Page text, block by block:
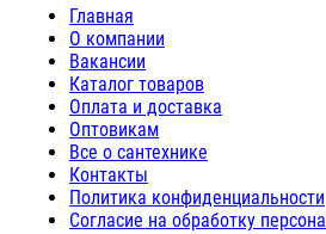
Главная
О компании
Вакансии
Каталог товаров
Оплата и доставка
Оптовикам
Все о сантехнике
Контакты
Политика конфиденциальности
Согласие на обработку